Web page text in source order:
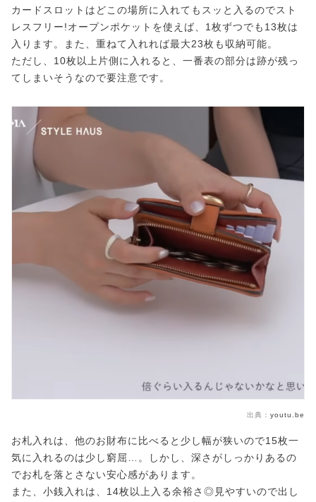
カードスロットはどこの場所に入れてもスッと入るのでスト
レスフリー!オープンポケットを使えば、1枚ずつでも13枚は
入ります。また、重ねて入れれば最大23枚も収納可能。
ただし、10枚以上片側に入れると、一番表の部分は跡が残っ
てしまいそうなので要注意です。
出典： youtu.be
お札入れは、他のお財布に比べると少し幅が狭いので15枚一
気に入れるのは少し窮屈…。しかし、深さがしっかりあるの
でお札を落とさない安心感があります。
また、小銭入れは、14枚以上入る余裕さ◎見やすいので出し